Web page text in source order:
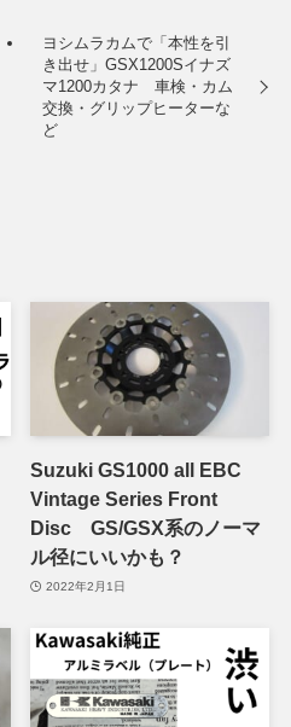
ヨシムラカムで「本性を引
き出せ」GSX1200Sイナズ
マ1200カタナ 車検・カム
交換・グリップヒーターな
ど
Suzuki GS1000 all EBC
Vintage Series Front
Disc GS/GSX系のノーマ
ル径にいいかも？
2022年2月1日